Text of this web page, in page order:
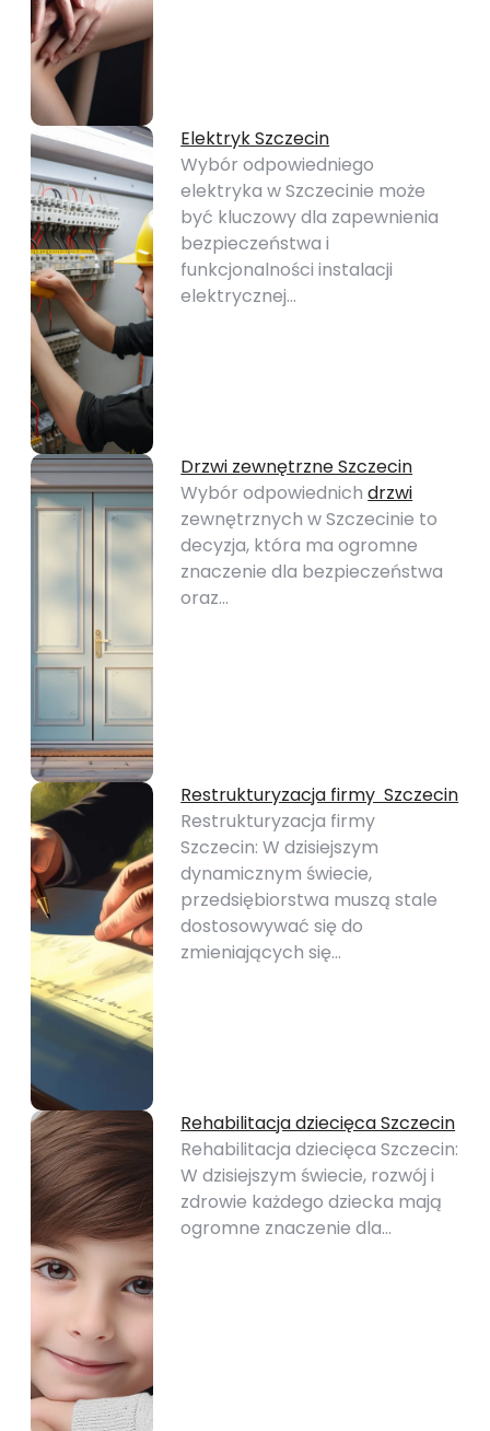
Elektryk Szczecin
Wybór odpowiedniego
elektryka w Szczecinie może
być kluczowy dla zapewnienia
bezpieczeństwa i
funkcjonalności instalacji
elektrycznej…
Drzwi zewnętrzne Szczecin
Wybór odpowiednichdrzwi
zewnętrznych w Szczecinie to
decyzja, która ma ogromne
znaczenie dla bezpieczeństwa
oraz…
Restrukturyzacja firmy Szczecin
Restrukturyzacja firmy
Szczecin: W dzisiejszym
dynamicznym świecie,
przedsiębiorstwa muszą stale
dostosowywać się do
zmieniających się…
Rehabilitacja dziecięca Szczecin
Rehabilitacja dziecięca Szczecin:
W dzisiejszym świecie, rozwój i
zdrowie każdego dziecka mają
ogromne znaczenie dla…